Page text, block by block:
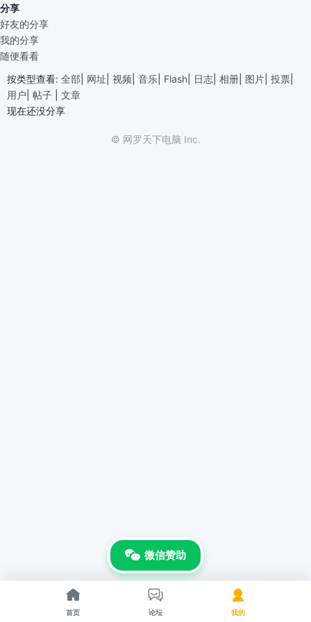
分享
好友的分享
我的分享
随便看看
按类型查看: 全部 网址 视频 音乐 Flash 日志 相册 图片 投票
用户 帖子
文章
现在还没分享
微信赞助

首页

论坛

我的
© 网罗天下电脑 Inc.